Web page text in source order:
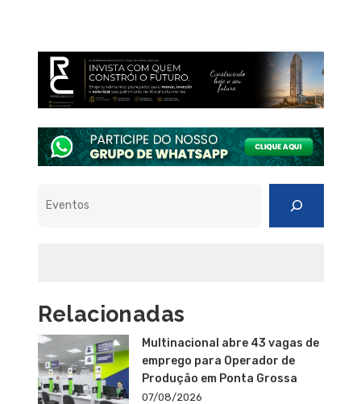
Relacionadas
Multinacional abre 43 vagas de
emprego para Operador de
Produção em Ponta Grossa
07/08/2026